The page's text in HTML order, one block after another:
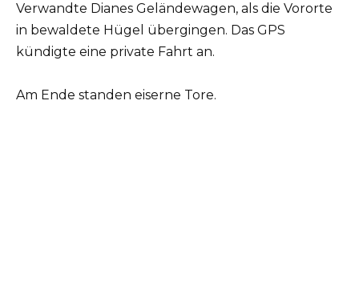
Verwandte Dianes Geländewagen, als die Vororte
in bewaldete Hügel übergingen. Das GPS
kündigte eine private Fahrt an.
Am Ende standen eiserne Tore.